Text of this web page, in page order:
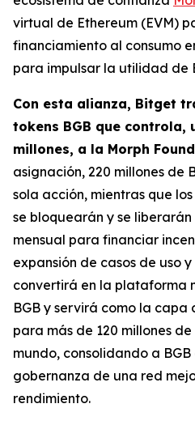
virtual de Ethereum (EVM)
financiamiento al consumo
para impulsar la utilidad de
Con esta alianza, Bitget
tokens BGB que controla,
millones, a la Morph
asignación, 220 millones de
sola acción, mientras que
se bloquearán y se
mensual para financiar
expansión de casos de uso
convertirá en la plataforma
BGB y servirá como la
para más de 120 millones
mundo, consolidando a
gobernanza de una red
rendimiento.